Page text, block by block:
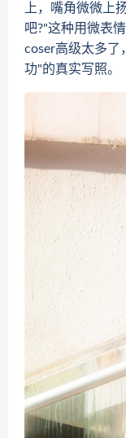
上，嘴角微微上
吧?"这种用微表
coser高级太多了
功"的真实写照。